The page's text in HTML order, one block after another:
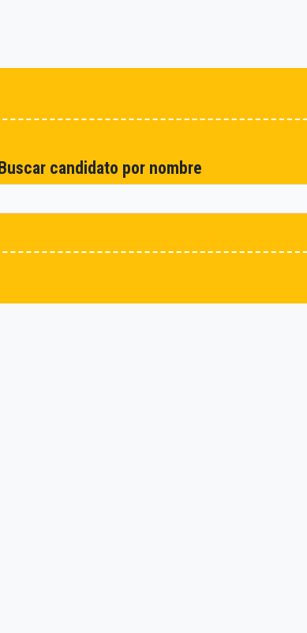
Buscar candidato por nombre